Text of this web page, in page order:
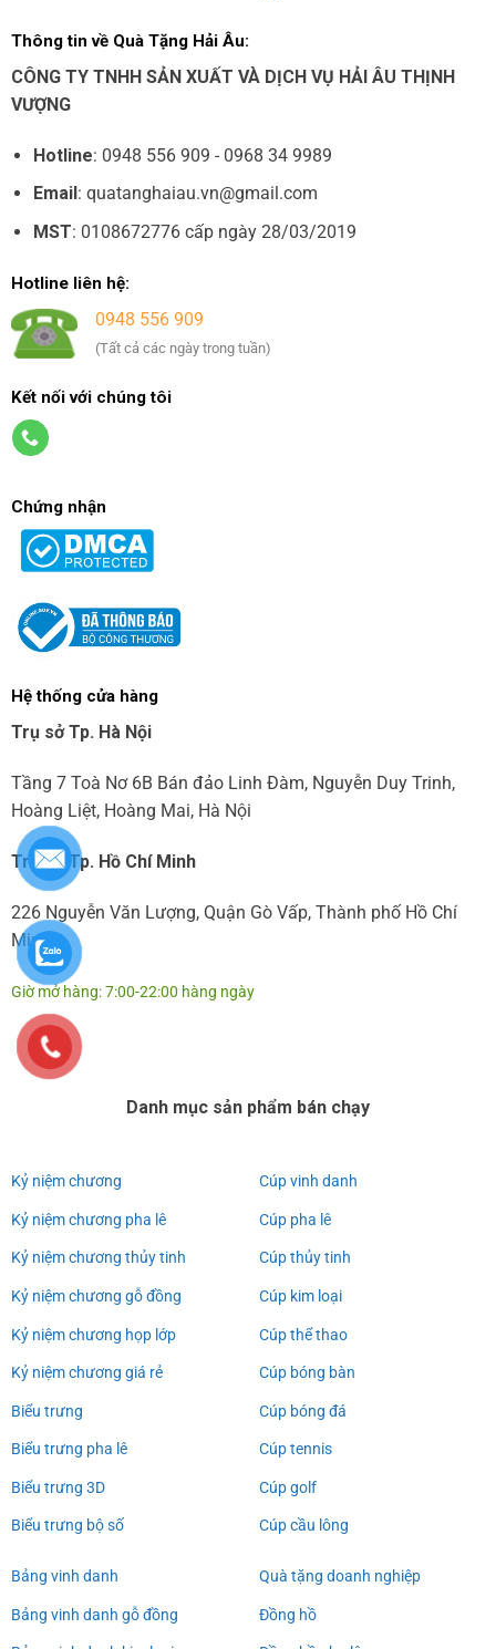
Thông tin về Quà Tặng Hải Âu:
CÔNG TY TNHH SẢN XUẤT VÀ DỊCH VỤ HẢI ÂU THỊNH
VƯỢNG
Hotline: 0948 556 909 - 0968 34 9989
Email : quatanghaiau.vn@gmail.com
MST: 0108672776 cấp ngày 28/03/2019
Hotline liên hệ:
0948 556 909
(Tất cả các ngày trong tuần)
Kết nối với chúng tôi
Chứng nhận
Hệ thống cửa hàng
Trụ sở Tp. Hà Nội
Tầng 7 Toà Nơ 6B Bán đảo Linh Đàm, Nguyễn Duy Trinh,
Hoàng Liệt, Hoàng Mai, Hà Nội
Trụ sở Tp. Hồ Chí Minh
226 Nguyễn Văn Lượng, Quận Gò Vấp, Thành phố Hồ Chí
Minh
Giờ mở hàng: 7:00-22:00 hàng ngày
Danh mục sản phẩm bán chạy
Kỷ niệm chương
Kỷ niệm chương pha lê
Kỷ niệm chương thủy tinh
Kỷ niệm chương gỗ đồng
Kỷ niệm chương họp lớp
Kỷ niệm chương giá rẻ
Biểu trưng
Biểu trưng pha lê
Biểu trưng 3D
Biểu trưng bộ số
Cúp vinh danh
Cúp pha lê
Cúp thủy tinh
Cúp kim loại
Cúp thể thao
Cúp bóng bàn
Cúp bóng đá
Cúp tennis
Cúp golf
Cúp cầu lông
Bảng vinh danh
Bảng vinh danh gỗ đồng
Quà tặng doanh nghiệp
Đồng hồ